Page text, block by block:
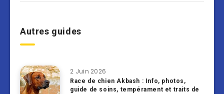
Autres guides
2 Juin 2026
Race de chien Akbash : Info, photos,
guide de soins, tempérament et traits de